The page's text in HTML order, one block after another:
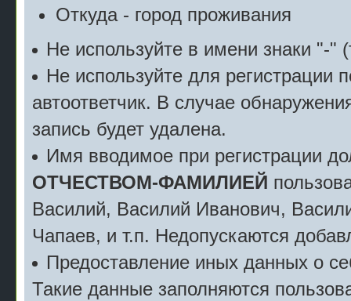
Откуда - город проживания
Не используйте в имени знаки "-"
Не используйте для регистрации
автоответчик. В случае
запись будет удалена.
Имя вводимое при регистрации
ОТЧЕСТВОМ-ФАМИЛИЕЙ
Василий, Василий Иванович,
Чапаев, и т.п. Недопускаются
Предоставление иных данных о
Такие данные заполняются